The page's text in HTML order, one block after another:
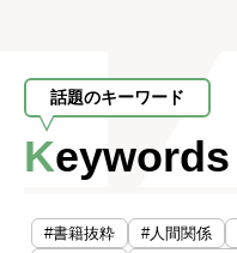
話題のキーワード
Keywords
#書籍抜粋 #人間関係